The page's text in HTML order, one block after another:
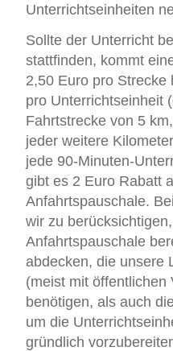
Unterrichtseinheiten
Sollte der Unterricht
stattfinden, kommt
2,50 Euro pro Strecke
pro Unterrichtseinheit
Fahrtstrecke von 5
jeder weitere
jede 90-Minuten-
gibt es 2 Euro Rabatt
Anfahrtspauschale.
wir zu
Anfahrtspauschale
abdecken, die unsere
(meist mit öffentlichen
benötigen, als auch
um die
gründlich